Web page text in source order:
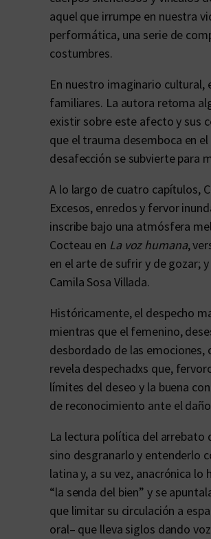
aquel que irrumpe en nuestra
performática, una serie de
costumbres.
En nuestro imaginario cultural,
familiares. La autora retoma
existir sobre este afecto y sus
que el trauma desemboca en
desafección se subvierte para
A lo largo de cuatro capítulos,
Excesos, enredos y fervor
inscribe bajo una atmósfera
Cocteau en La voz humana,
en el arte de sufrir y de gozar;
Camila Sosa Villada.
Históricamente, el despecho
mientras que el femenino,
desbordado de las emociones,
revela despechadxs que,
límites del deseo y la buena
de reconocimiento ante el
La lectura política del arrebato
sino desgranarlo y entenderlo
latina y, a su vez, anacrónica
“la senda del bien” y se
que limitar su circulación a
oral– que lleva siglos dando